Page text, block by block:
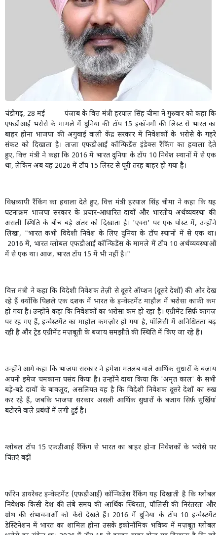
चंडीगढ़, 28 मई पंजाब के वित्त मंत्री हरपाल सिंह चीमा ने गुरुवार को कहा कि
एफडीआई भरोसे के मामले में दुनिया की टॉप 15 इकॉनमी की लिस्ट से भारत का
बाहर होना भाजपा की अगुवाई वाली केंद्र सरकार में निवेशकों के भरोसे के गहरे
संकट को दिखाता है। ताजा एफडीआई कॉन्फिडेंस इंडेक्स रैंकिंग का हवाला देते
हुए,वित्त मंत्री ने कहा कि 2016 में भारत दुनिया के टॉप 10निवेश स्थानों में से एक
था, लेकिन अब यह 2026 में टॉप 15 लिस्ट से पूरी तरह बाहर हो गया है।
विश्वव्यापी रैंकिंग का हवाला देते हुए, वित्त मंत्री हरपाल सिंह चीमा ने कहा कि यह
घटनाक्रम भाजपा सरकार के प्रचार-आधारित दावों और भारतीय अर्थव्यवस्था की
असली स्थिति के बीच बड़े अंतर को दिखाता है। 'एक्स' पर एक पोस्ट में, उन्होंने
लिखा, "भारत कभी विदेशी निवेश के लिए दुनिया के टॉप स्थानों में से एक था।
2016 में, भारत ग्लोबल एफडीआई कॉन्फिडेंस के मामले में टॉप 10 अर्थव्यवस्थाओं
में से एक था। आज, भारत टॉप 15 में भी नहीं है।"
वित्त मंत्री ने कहा कि विदेशी निवेशक तेज़ी से दूसरे ऑप्शन (दूसरे देशों) की ओर देख
रहे हैं क्योंकि पिछले एक दशक में भारत के इन्वेस्टमेंट माहौल में भरोसा काफी कम
हो गया है। उन्होंने कहा कि निवेशकों का भरोसा कम हो रहा है। एग्रीमेंट सिर्फ़ कागज़
पर रह गए हैं,इन्वेस्टमेंट का माहौल कमज़ोर हो गया है,पॉलिसी में अनिश्चितता बढ़
रही है और ट्रेड एग्रीमेंट मज़बूती के बजाय समझौते की स्थिति में किए जा रहे हैं।
उन्होंने आगे कहा कि भाजपा सरकार ने हमेशा मतलब वाले आर्थिक सुधारों के बजाय
अपनी इमेज चमकाना पसंद किया है। उन्होंने दावा किया कि 'अमृत काल'के सभी
बड़े-बड़े दावों के बावजूद, असलियत यह है कि विदेशी निवेशक दूसरे देशों का रुख
कर रहे हैं,जबकि भाजपा सरकार असली आर्थिक सुधारों के बजाय सिर्फ़ सुर्खियां
बटोरने वाले प्रबंधों में लगी हुई है।
ग्लोबल टॉप 15एफडीआई ​​रैंकिंग से भारत का बाहर होना निवेशकों के भरोसे पर
चिंतएं बढ़ीं
फॉरेन डायरेक्ट इन्वेस्टमेंट (एफडीआई) कॉन्फिडेंस रैंकिंग यह दिखाती है कि ग्लोबल
निवेशक किसी देश की लंबे समय की आर्थिक स्थिरता, पॉलिसी की निरंतरता और
ग्रोथ की संभावनाओं को कैसे देखते हैं। 2016में दुनिया के टॉप 10इन्वेस्टमेंट
डेस्टिनेशन में भारत का शामिल होना उसके इकोनॉमिक भविष्य में मज़बूत ग्लोबल